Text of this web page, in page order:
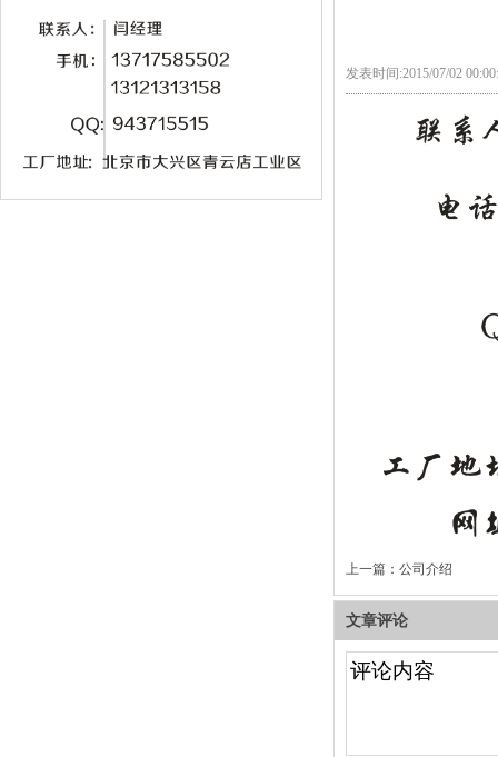
发表时间:2015/07/02
上一篇： 公司介绍
文章评论